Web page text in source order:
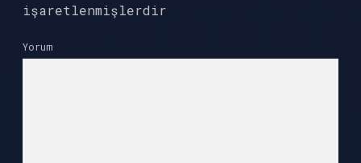
işaretlenmişlerdir
Yorum